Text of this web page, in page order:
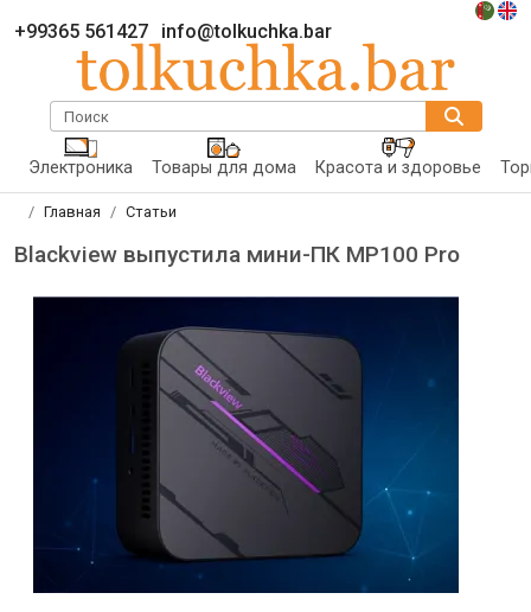
+99365 561427 info@tolkuchka.bar
Поиск
Электроника Товары для дома Красота и здоровье
Главная Статьи
Blackview выпустила мини-ПК MP100 Pro